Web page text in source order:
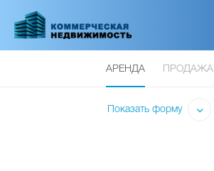
основному
АРЕНДА ПРОДАЖА
Показать форму